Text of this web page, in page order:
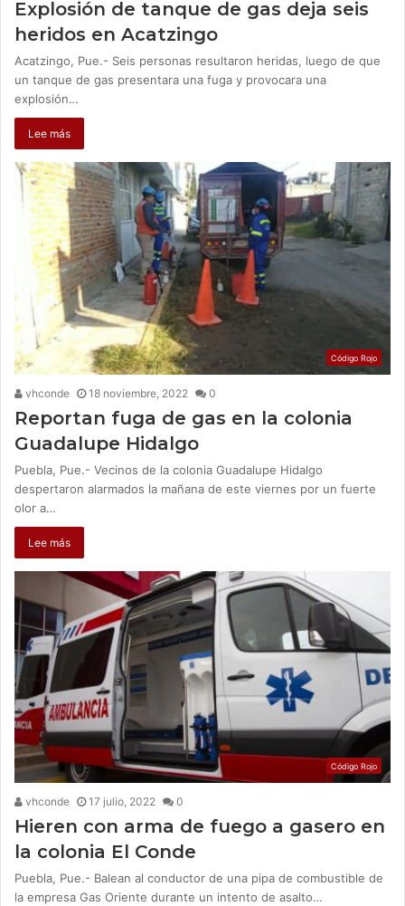
Explosión de tanque de gas deja seis
heridos en Acatzingo
Acatzingo, Pue.- Seis personas resultaron heridas, luego de que
un tanque de gas presentara una fuga y provocara una
explosión…
Lee más
Código Rojo
vhconde 18 noviembre, 2022 0
Reportan fuga de gas en la colonia
Guadalupe Hidalgo
Puebla, Pue.- Vecinos de la colonia Guadalupe Hidalgo
despertaron alarmados la mañana de este viernes por un fuerte
olor a…
Lee más
Código Rojo
vhconde 17 julio, 2022 0
Hieren con arma de fuego a gasero en
la colonia El Conde
Puebla, Pue.- Balean al conductor de una pipa de combustible de
la empresa Gas Oriente durante un intento de asalto…